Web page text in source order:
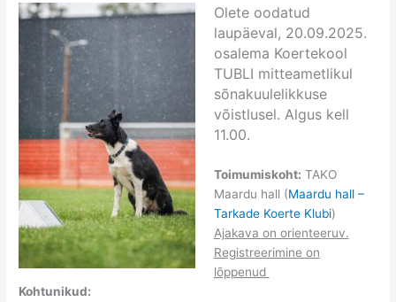
Olete oodatud
laupäeval, 20.09.2025.
osalema Koertekool
TUBLI mitteametlikul
sõnakuulelikkuse
võistlusel. Algus kell
11.00.
Toimumiskoht: TAKO
Maardu hall (Maardu hall –
Tarkade Koerte Klubi)
Ajakava on orienteeruv.
Registreerimine on
lõppenud
Kohtunikud: